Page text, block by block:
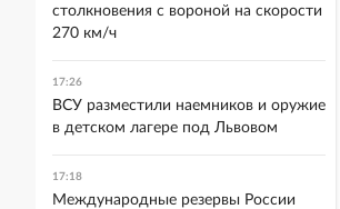
столкновения с вороной на скорости
270 км/ч
17:26
ВСУ разместили наемников и оружие
в детском лагере под Львовом
17:18
Международные резервы России